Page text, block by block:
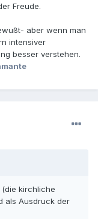
Freude.
aber wenn man
intensiver
besser verstehen.
kirchliche
als Ausdruck der